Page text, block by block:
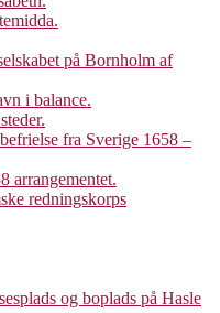
på Bornholm af
i balance.
fra Sverige 1658 –
arrangementet.
redningskorps
og boplads på Hasle